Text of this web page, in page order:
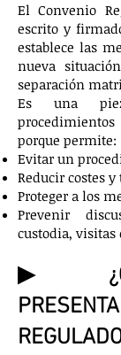
El Convenio
escrito y
establece las
nueva
separación
Es una
porque permite:
Evitar un
Reducir costes
Proteger a los
Prevenir
custodia, visitas
▶